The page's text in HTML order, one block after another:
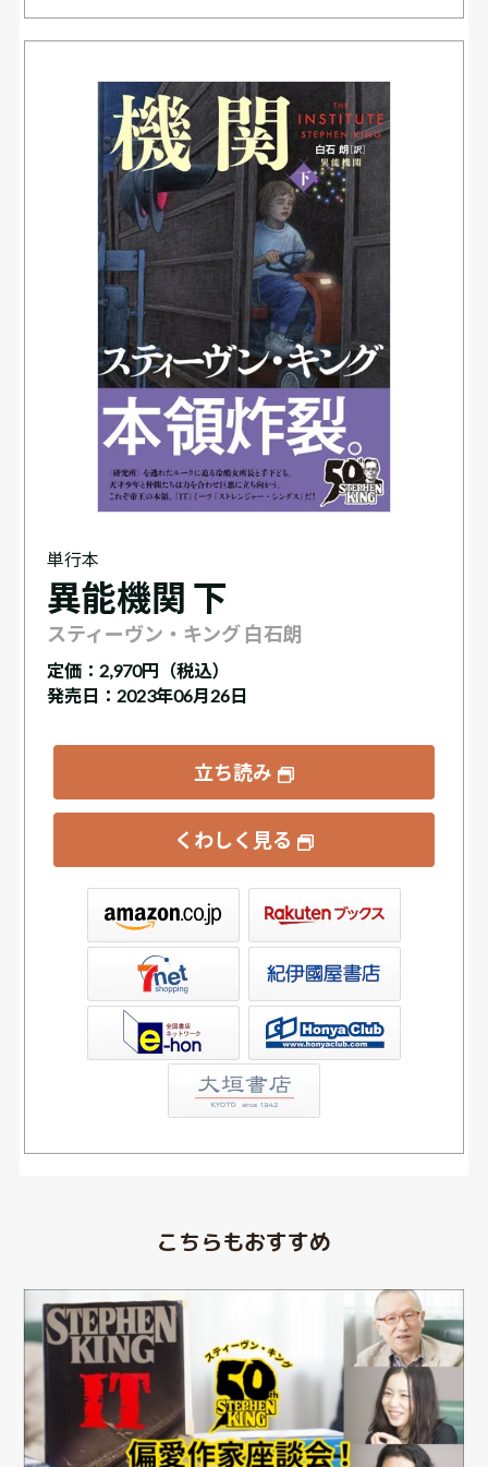
単行本
異能機関 下
スティーヴン・キング 白石朗
定価： 2,970円（税込）
発売日：2023年06月26日
立ち読み
くわしく見る
書店ウェブストア
こちらもおすすめ